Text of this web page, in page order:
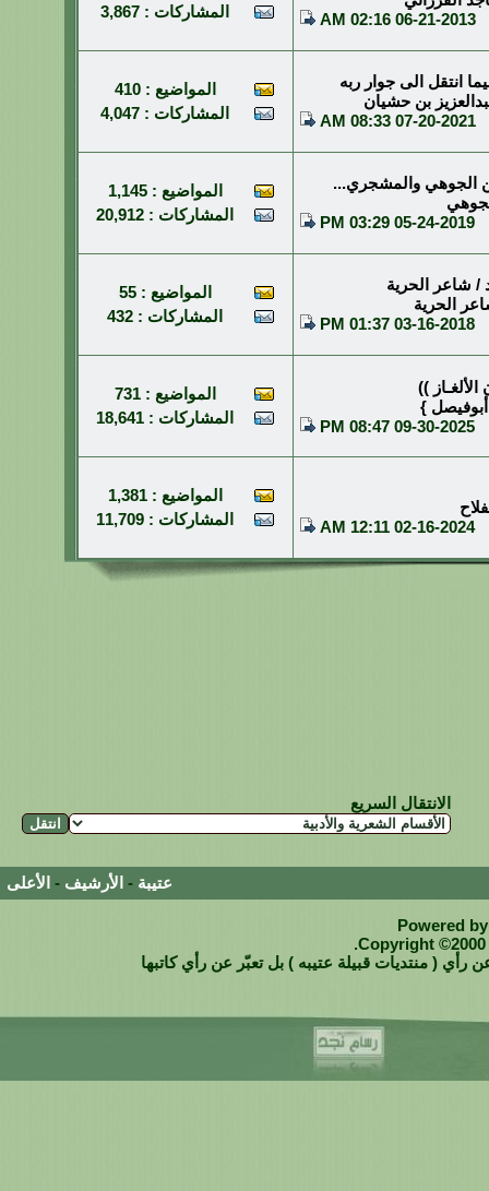
06-21-2013
02:16 AM
المشاركات : 3,867
انتقل الى جوار ربه
بن حشيان
07-20-2021
08:33 AM
المواضيع : 410
المشاركات : 4,047
الجوهي والمشجري...
05-24-2019
03:29 PM
المواضيع : 1,145
المشاركات : 20,912
/ شاعر الحرية
الحرية
03-16-2018
01:37 PM
المواضيع : 55
المشاركات : 432
الألغـاز ))
}
09-30-2025
08:47 PM
المواضيع : 731
المشاركات : 18,641
02-16-2024
12:11 AM
المواضيع : 1,381
المشاركات : 11,709
الانتقال السريع
عتيبة - الأرشيف - الأعلى
Powered
Copyright ©2000
رأي ( منتديات قبيلة عتيبه ) بل تعبّر عن رأي كاتبها